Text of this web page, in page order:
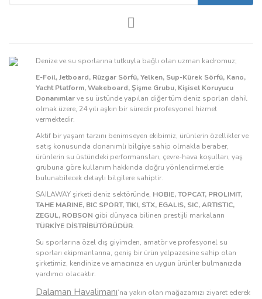
Denize ve su sporlarına tutkuyla bağlı olan uzman kadromuz;
E-Foil, Jetboard, Rüzgar Sörfü, Yelken, Sup-Kürek Sörfü, Kano,
Yacht Platform, Wakeboard, Şişme Grubu, Kişisel Koruyucu
Donanımlarve su üstünde yapılan diğer tüm deniz sporları dahil
olmak üzere, 24 yılı aşkın bir süredir profesyonel hizmet
vermektedir.
Aktif bir yaşam tarzını benimseyen ekibimiz, ürünlerin özellikler ve
satış konusunda donanımlı bilgiye sahip olmakla beraber,
ürünlerin su üstündeki performansları, çevre-hava koşulları, yaş
grubuna göre kullanım hakkında doğru yönlendirmelerde
bulunabilecek detaylı bilgilere sahiptir.
SAILAWAY şirketi deniz sektöründe, HOBIE, TOPCAT, PROLIMIT,
TAHE MARINE, BIC SPORT, TIKI, STX, EGALIS, SIC, ARTISTIC,
ZEGUL, ROBSON gibi dünyaca bilinen prestijli markaların
TÜRKİYE DİSTRİBÜTÖRÜDÜR.
Su sporlarına özel dış giyimden, amatör ve profesyonel su
sporları ekipmanlarına, geniş bir ürün yelpazesine sahip olan
şirketimiz, kendinize ve amacınıza en uygun ürünler bulmanızda
yardımcı olacaktır.
Dalaman Havalimanı’na yakın olan mağazamızı ziyaret ederek